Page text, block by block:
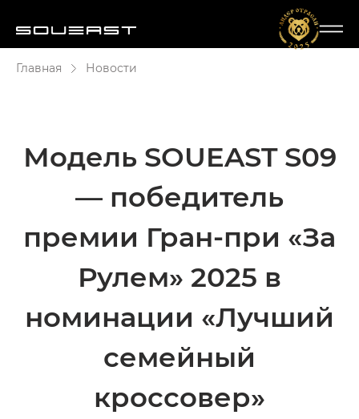
Главная Новости
Модель SOUEAST S09
— победитель
премии Гран-при «За
Рулем» 2025 в
номинации «Лучший
семейный
кроссовер»